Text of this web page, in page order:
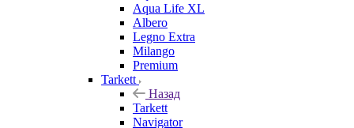
Aqua Life XL
Albero
Legno Extra
Milango
Premium
Tarkett
Назад
Tarkett
Navigator